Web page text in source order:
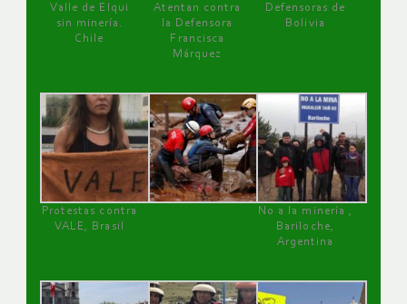
Valle de Elqui
sin minería.
Chile
Atentan contra
la Defensora
Francisca
Márquez
Defensoras de
Bolivia
Protestas contra
VALE, Brasil
No a la minería ,
Bariloche,
Argentina